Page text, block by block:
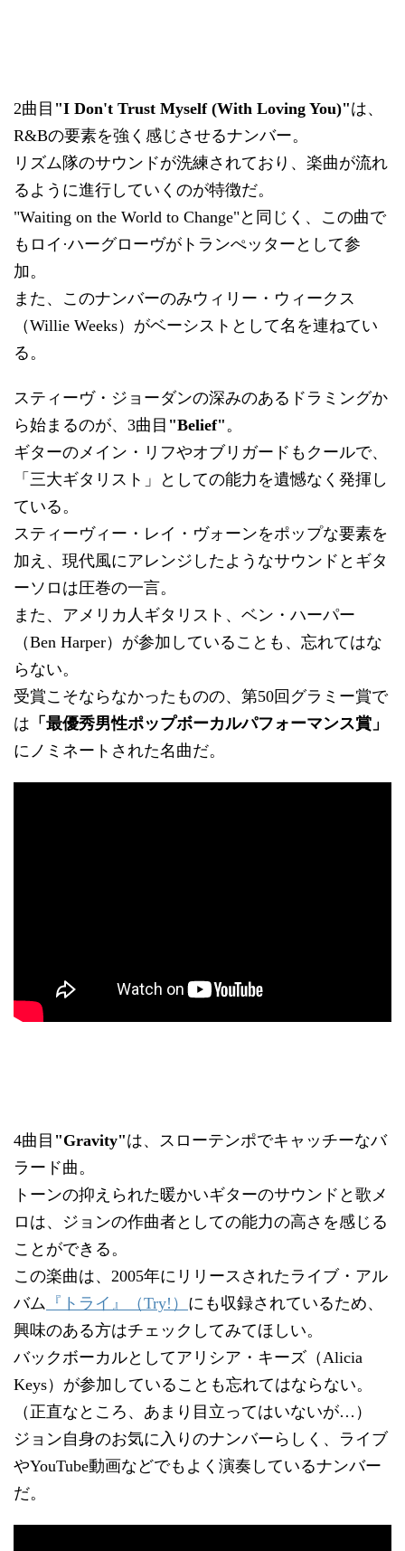
2曲目 "I Don't Trust Myself (With Loving You)"は、
R&Bの要素を強く感じさせるナンバー。
リズム隊のサウンドが洗練されており、楽曲が流れ
るように進行していくのが特徴だ。
"Waiting on the World to Change"と同じく、この曲で
もロイ·ハーグローヴがトランぺッターとして参
加。
また、このナンバーのみウィリー・ウィークス
（Willie Weeks）がベーシストとして名を連ねてい
る。
スティーヴ・ジョーダンの深みのあるドラミングか
ら始まるのが、3曲目 "Belief" 。
ギターのメイン・リフやオブリガードもクールで、
「三大ギタリスト」としての能力を遺憾なく発揮し
ている。
スティーヴィー・レイ・ヴォーンをポップな要素を
加え、現代風にアレンジしたようなサウンドとギタ
ーソロは圧巻の一言。
また、アメリカ人ギタリスト、ベン・ハーパー
（Ben Harper）が参加していることも、忘れてはな
らない。
受賞こそならなかったものの、第50回グラミー賞で
は 「最優秀男性ポップボーカルパフォーマンス賞」
にノミネートされた名曲だ。
4曲目 "Gravity"は、スローテンポでキャッチーなバ
ラード曲。
トーンの抑えられた暖かいギターのサウンドと歌メ
ロは、ジョンの作曲者としての能力の高さを感じる
ことができる。
この楽曲は、2005年にリリースされたライブ・アル
バム 『トライ』（Try!） にも収録されているため、
興味のある方はチェックしてみてほしい。
バックボーカルとしてアリシア・キーズ（Alicia
Keys）が参加していることも忘れてはならない。
（正直なところ、あまり目立ってはいないが…）
ジョン自身のお気に入りのナンバーらしく、ライブ
やYouTube動画などでもよく演奏しているナンバー
だ。